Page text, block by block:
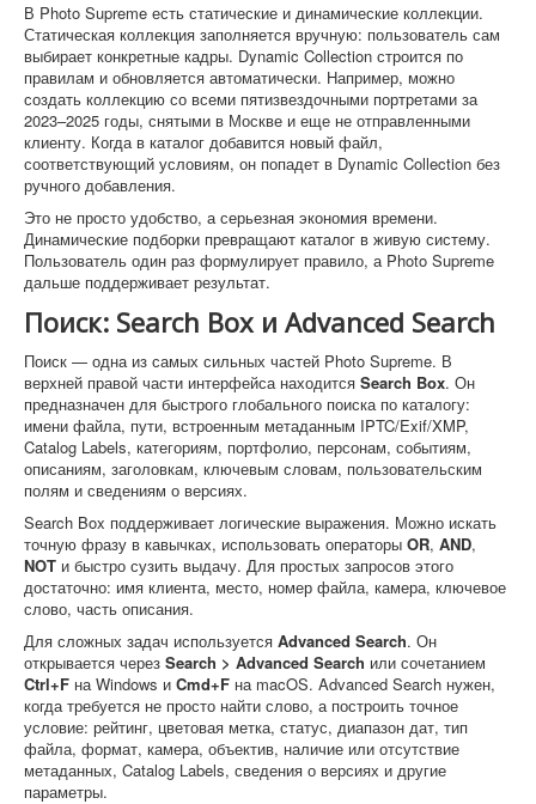
В Photo Supreme есть статические и динамические коллекции.
Статическая коллекция заполняется вручную: пользователь сам
выбирает конкретные кадры. Dynamic Collection строится по
правилам и обновляется автоматически. Например, можно
создать коллекцию со всеми пятизвездочными портретами за
2023–2025 годы, снятыми в Москве и еще не отправленными
клиенту. Когда в каталог добавится новый файл,
соответствующий условиям, он попадет в Dynamic Collection без
ручного добавления.
Это не просто удобство, а серьезная экономия времени.
Динамические подборки превращают каталог в живую систему.
Пользователь один раз формулирует правило, а Photo Supreme
дальше поддерживает результат.
Поиск: Search Box и Advanced Search
Поиск — одна из самых сильных частей Photo Supreme. В
верхней правой части интерфейса находится Search Box. Он
предназначен для быстрого глобального поиска по каталогу:
имени файла, пути, встроенным метаданным IPTC/Exif/XMP,
Catalog Labels, категориям, портфолио, персонам, событиям,
описаниям, заголовкам, ключевым словам, пользовательским
полям и сведениям о версиях.
Search Box поддерживает логические выражения. Можно искать
точную фразу в кавычках, использовать операторы OR, AND,
NOT и быстро сузить выдачу. Для простых запросов этого
достаточно: имя клиента, место, номер файла, камера, ключевое
слово, часть описания.
Для сложных задач используется Advanced Search. Он
открывается через Search > Advanced Search или сочетанием
Ctrl+F на Windows и Cmd+F на macOS. Advanced Search нужен,
когда требуется не просто найти слово, а построить точное
условие: рейтинг, цветовая метка, статус, диапазон дат, тип
файла, формат, камера, объектив, наличие или отсутствие
метаданных, Catalog Labels, сведения о версиях и другие
параметры.